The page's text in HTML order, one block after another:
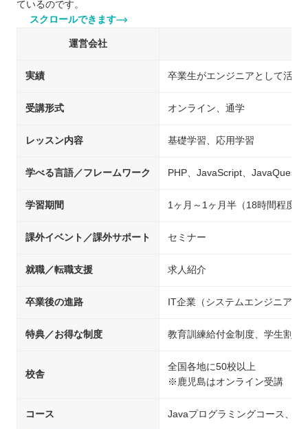
ているのです。
スクロールできます
運営会社
実績 卒業生がエンジニアとして活躍
受講形式 オンライン、通学
レッスン内容 基礎学習、応用学習
学べる言語／フレームワーク PHP、JavaScript、JavaQuest
学習期間 1ヶ月～1ヶ月半（18時間程度）
課外イベント／課外サポート セミナー
就職／転職支援 求人紹介
卒業後の進路 IT企業（システムエンジニア/
特典／お得な制度 教育訓練給付金制度、学生割引
校舎
全国各地に50校以上
※鹿児島はオンライン受講
コース Javaプログラミングコース、